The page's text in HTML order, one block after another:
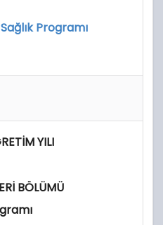
Programı
YILI
BÖLÜMÜ